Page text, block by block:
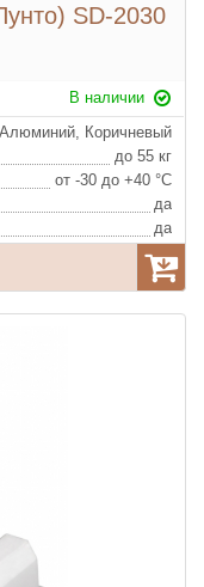
SD-2030
В наличии
Коричневый
до 55 кг
от -30 до +40 °С
да
да